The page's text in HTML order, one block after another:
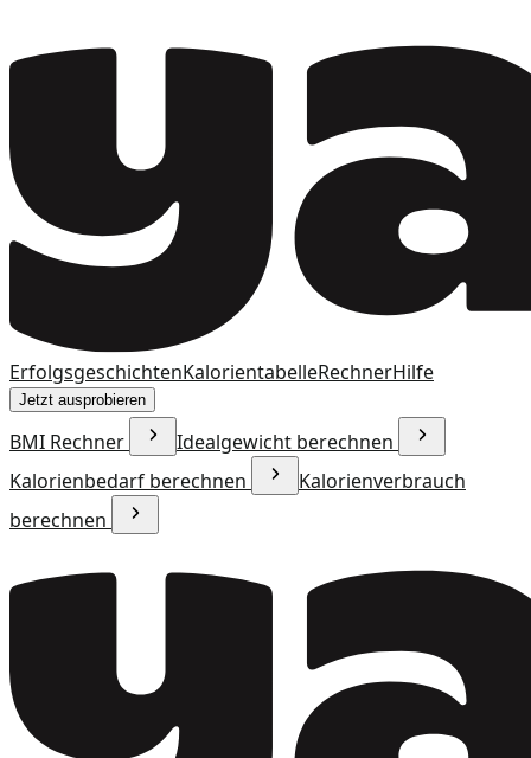
ErfolgsgeschichtenKalorientabelleRechnerHilfe
Jetzt ausprobieren
BMI Rechner
Idealgewicht berechnen
Kalorienbedarf berechnen
Kalorienverbrauch
berechnen